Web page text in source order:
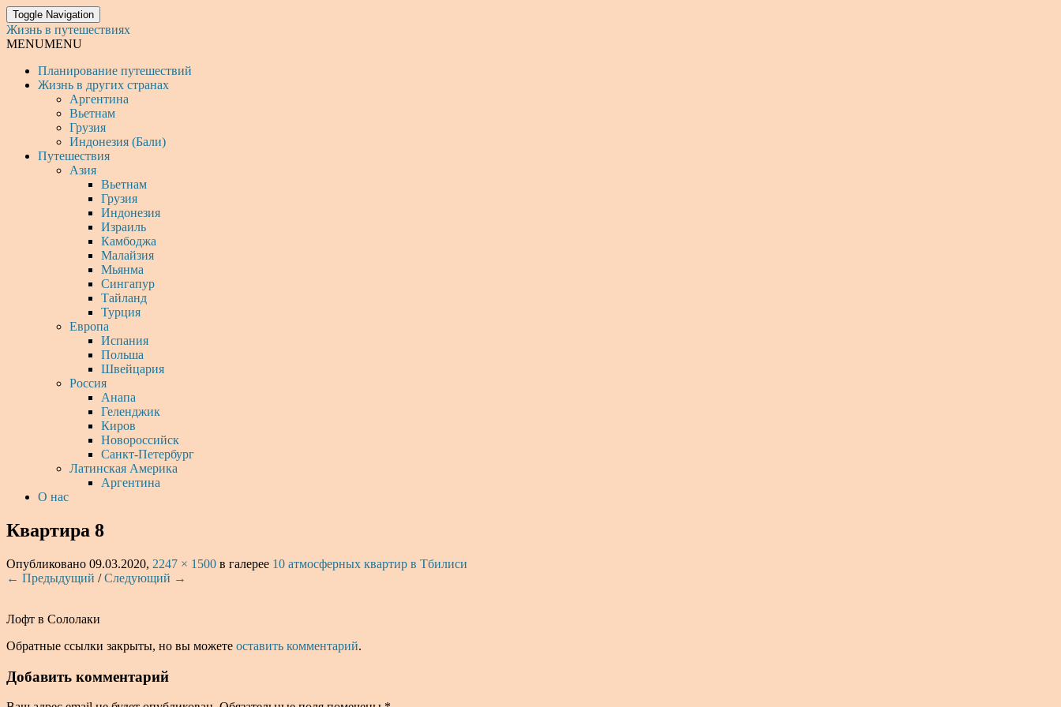
Toggle Navigation
Жизнь в путешествиях
MENUMENU
Планирование путешествий
Жизнь в других странах
Аргентина
Вьетнам
Грузия
Индонезия (Бали)
Путешествия
Азия
Вьетнам
Грузия
Индонезия
Израиль
Камбоджа
Малайзия
Мьянма
Сингапур
Тайланд
Турция
Европа
Испания
Польша
Швейцария
Россия
Анапа
Геленджик
Киров
Новороссийск
Санкт-Петербург
Латинская Америка
Аргентина
О нас
Квартира 8
Опубликовано 09.03.2020, 2247 × 1500 в галерее 10 атмосферных квартир в Тбилиси
← Предыдущий /Следующий →
Лофт в Сололаки
Обратные ссылки закрыты, но вы можете оставить комментарий.
Добавить комментарий